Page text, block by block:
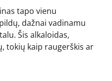
tapo vienu
dažnai vadinamu
Šis alkaloidas,
tokių kaip raugerškis ar